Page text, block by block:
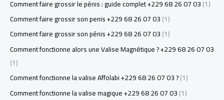
Comment faire grossir le pénis : guide complet +229 68 26 07 03(1)
Comment faire grossir son penis +229 68 26 07 03(1)
Comment faire grossir son pénis +229 68 26 07 03(1)
Comment fonctionne alors une Valise Magnétique ? +229 68 26 07 03
(1)
Comment fonctionne la valise Affolabi +229 68 26 07 03 ?(1)
Comment fonctionne la valise magique +229 68 26 07 03(1)